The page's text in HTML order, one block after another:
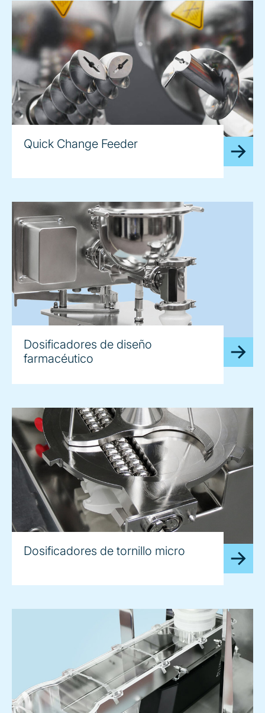
Quick Change Feeder
Dosificadores de diseño
farmacéutico
Dosificadores de tornillo micro